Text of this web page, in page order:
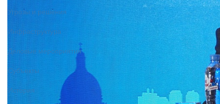
Угрозы и решения
Инфраструктура
Деловые мероприятия
Субъекты
История